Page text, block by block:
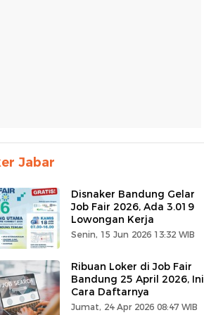
Jabar
Disnaker Bandung Gelar
Job Fair 2026, Ada 3.019
Lowongan Kerja
Senin, 15 Jun 2026 13:32 WIB
Ribuan Loker di Job Fair
Bandung 25 April 2026, Ini
Cara Daftarnya
Jumat, 24 Apr 2026 08:47 WIB